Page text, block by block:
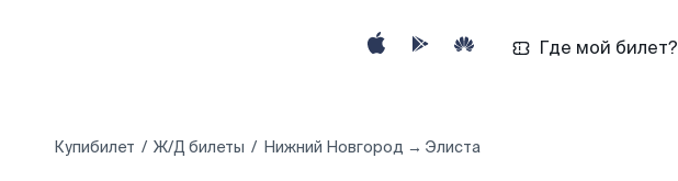
Где мой билет?
Купибилет Ж/Д билеты Нижний Новгород → Элиста